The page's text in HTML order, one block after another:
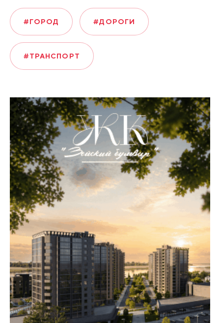
#ГОРОД #ДОРОГИ
#ТРАНСПОРТ